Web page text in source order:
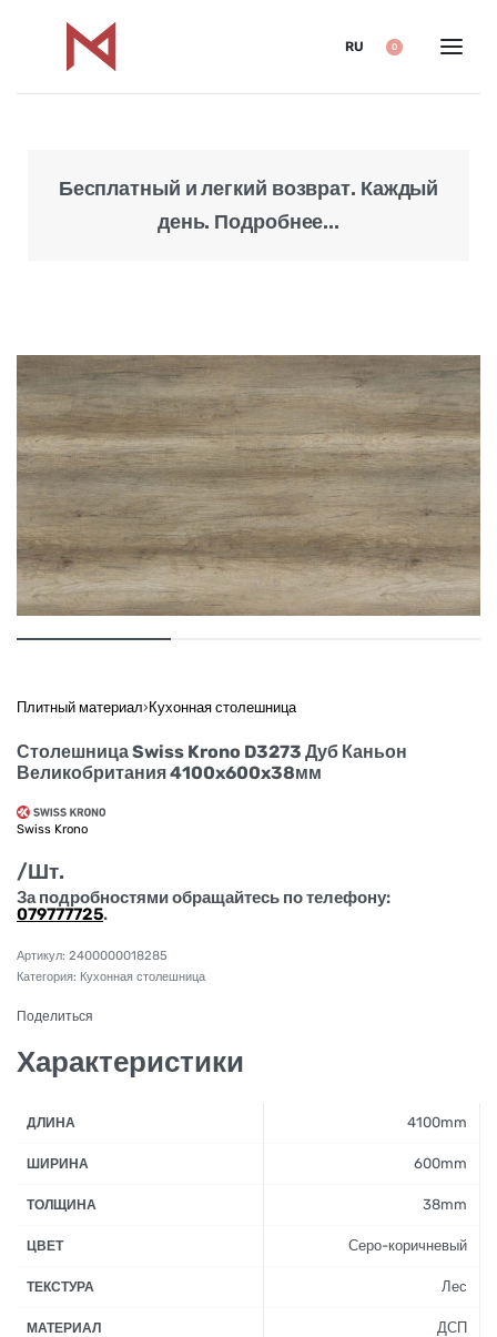
RU 0
Бесплатный и легкий возврат. Каждый
день. Подробнее...
Плитный материал› Кухонная столешница
Столешница Swiss Krono D3273 Дуб Каньон
Великобритания 4100x600x38мм
Swiss Krono
/Шт.
За подробностями обращайтесь по телефону:
079777725.
2400000018285
Категория: Кухонная столешница
Поделиться
Характеристики
ДЛИНА 4100mm
ШИРИНА 600mm
ТОЛЩИНА 38mm
ЦВЕТ Серо-коричневый
ТЕКСТУРА Лес
МАТЕРИАЛ ДСП